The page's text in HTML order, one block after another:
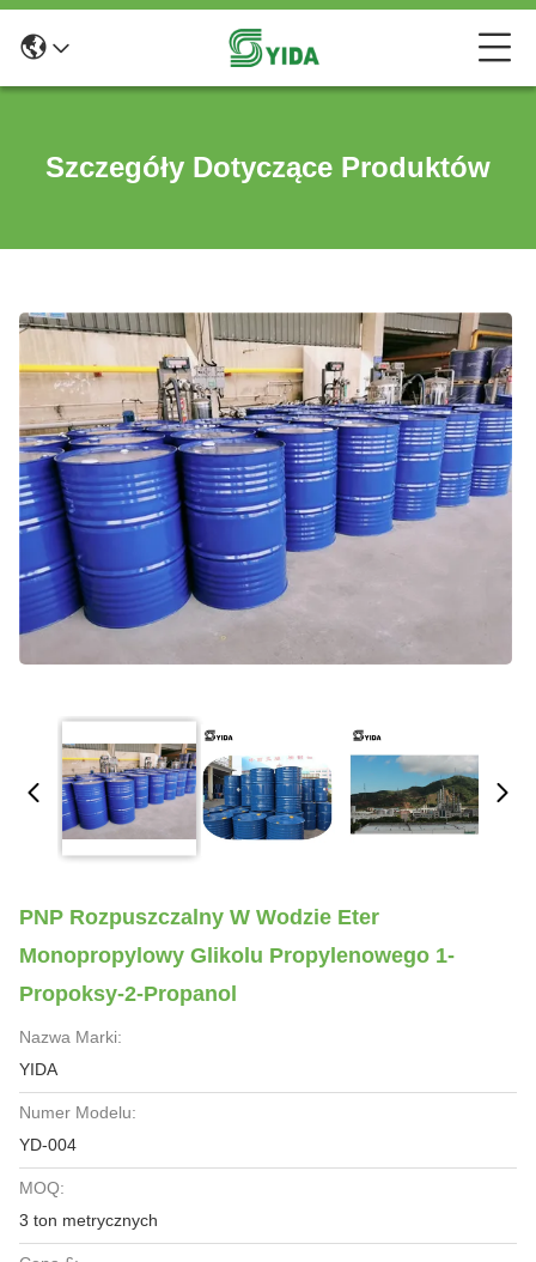
Szczegóły Dotyczące Produktów
PNP Rozpuszczalny W Wodzie Eter
Monopropylowy Glikolu Propylenowego 1-
Propoksy-2-Propanol
Nazwa Marki:
YIDA
Numer Modelu:
YD-004
MOQ:
3 ton metrycznych